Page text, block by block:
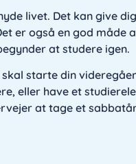
livet. Det kan give
er også en god måde
at studere igen.
starte din
eller have et
at tage et